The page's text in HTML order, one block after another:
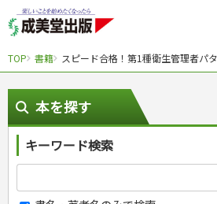
TOP 書籍 スピード合格！第1種衛生管理者パ
本を探す
キーワード検索